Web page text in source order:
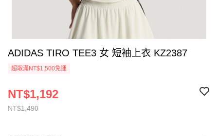
ADIDAS TIRO TEE3 女 短袖上衣 KZ2387
超取滿NT$1,500免運
NT$1,490
NT$1,192